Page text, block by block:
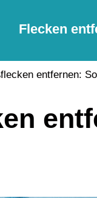
Flecken
entfernen: